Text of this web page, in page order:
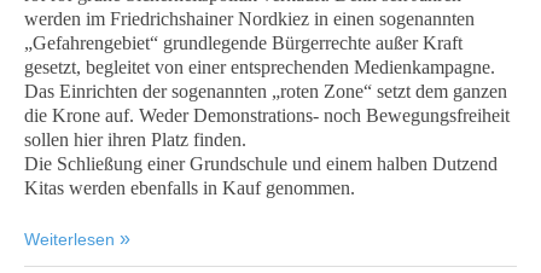
werden im Friedrichshainer Nordkiez in einen sogenannten
„Gefahrengebiet“ grundlegende Bürgerrechte außer Kraft
gesetzt, begleitet von einer entsprechenden Medienkampagne.
Das Einrichten der sogenannten „roten Zone“ setzt dem ganzen
die Krone auf. Weder Demonstrations- noch Bewegungsfreiheit
sollen hier ihren Platz finden.
Die Schließung einer Grundschule und einem halben Dutzend
Kitas werden ebenfalls in Kauf genommen.
Weiterlesen